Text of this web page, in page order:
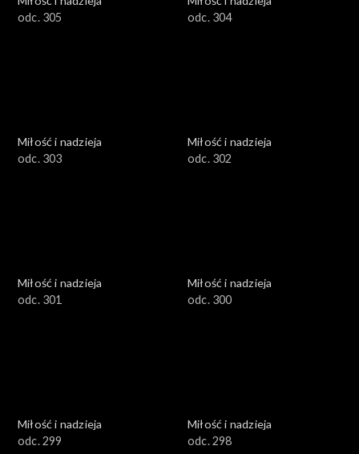
odc. 305
odc. 304
Miłość i nadzieja
odc. 303
Miłość i nadzieja
odc. 302
Miłość i nadzieja
odc. 301
Miłość i nadzieja
odc. 300
Miłość i nadzieja
odc. 299
Miłość i nadzieja
odc. 298